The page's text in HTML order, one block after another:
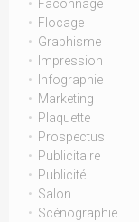
Faconnage
Flocage
Graphisme
Impression
Infographie
Marketing
Plaquette
Prospectus
Publicitaire
Publicité
Salon
Scénographie